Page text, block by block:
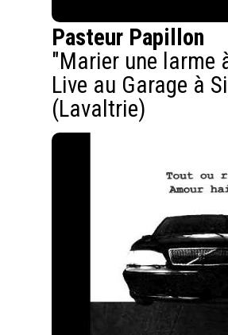
Pasteur Papillon
"Marier une larme
Live au Garage à
(Lavaltrie)